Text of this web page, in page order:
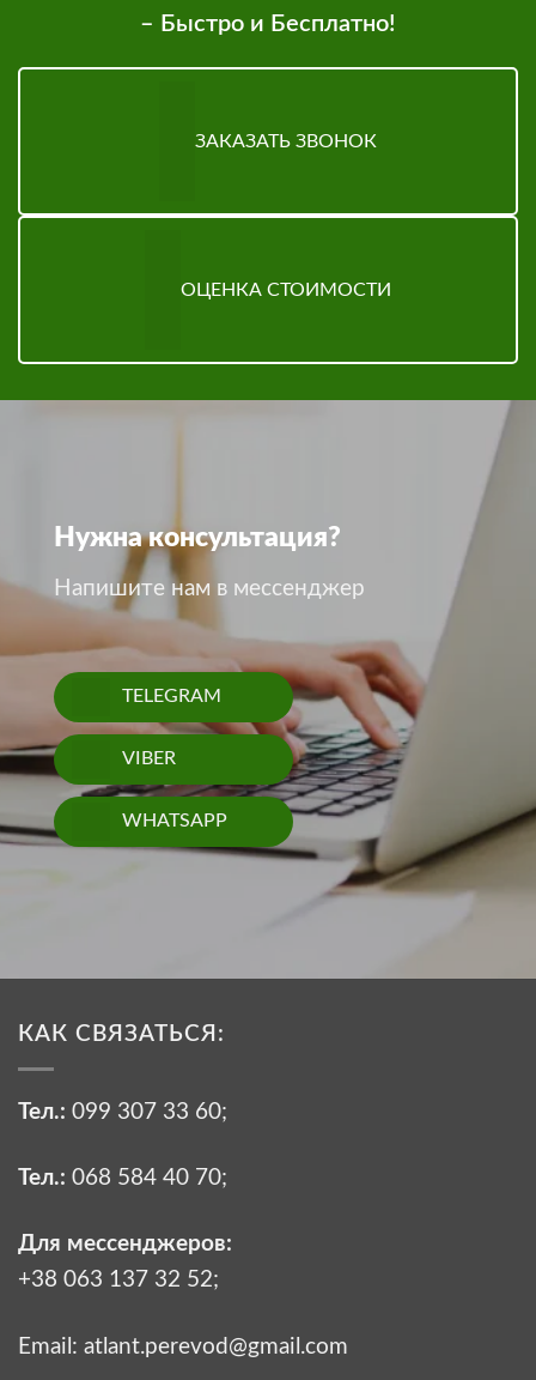
– Быстро и Бесплатно!
ЗАКАЗАТЬ ЗВОНОК
ОЦЕНКА СТОИМОСТИ
Нужна консультация?
Напишите нам в мессенджер
TELEGRAM
VIBER
WHATSAPP
КАК СВЯЗАТЬСЯ:
Тел.: 099 307 33 60;
Тел.: 068 584 40 70;
Для мессенджеров:
+38 063 137 32 52;
Email: atlant.perevod@gmail.com